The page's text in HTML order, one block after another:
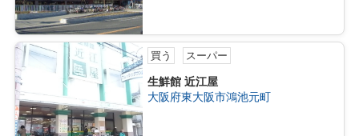
買う スーパー
生鮮館 近江屋
大阪府東大阪市鴻池元町